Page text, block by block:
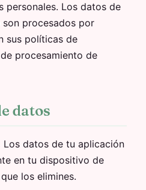
personales. Los datos de
procesados por
sus políticas de
procesamiento de
datos
Los datos de tu aplicación
en tu dispositivo de
los elimines.